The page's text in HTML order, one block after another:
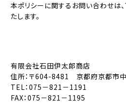
本ポリシーに関するお問い合わせは
たします。
有限会社石田伊太郎商店
住所：〒604-8481 京都府京都市
TEL：075－821－1191
FAX：075－821－1195